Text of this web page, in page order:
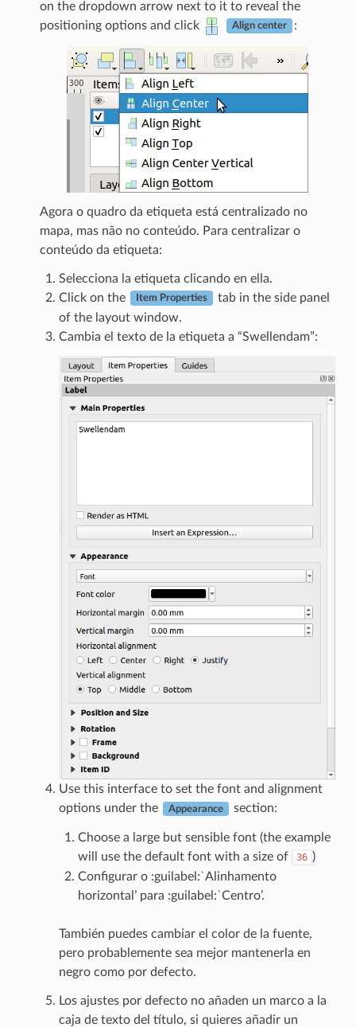
on the dropdown arrow next to it to reveal the
positioning options and click
Align center :
Agora o quadro da etiqueta está centralizado no
mapa, mas não no conteúdo. Para centralizar o
conteúdo da etiqueta:
Selecciona la etiqueta clicando en ella.
Click on the
Item Properties
tab in the side panel
of the layout window.
Cambia el texto de la etiqueta a “Swellendam”:
Use this interface to set the font and alignment
options under the
Appearance section:
Choose a large but sensible font (the example
will use the default font with a size of
36 )
Configurar o :guilabel:`Alinhamento
horizontal’ para :guilabel:`Centro’.
También puedes cambiar el color de la fuente,
pero probablemente sea mejor mantenerla en
negro como por defecto.
Los ajustes por defecto no añaden un marco a la
caja de texto del título, si quieres añadir un